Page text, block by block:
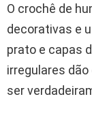
O crochê de
decorativas e
prato e capas
irregulares
ser